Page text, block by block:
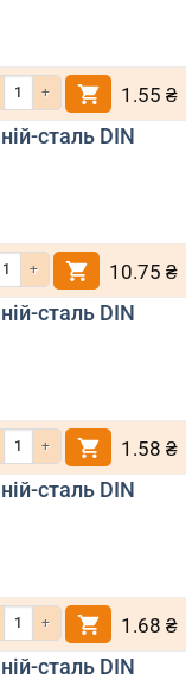
Заклепка відривна
1.55 ₴
сталь DIN
Заклепка відривна
10.75 ₴
сталь DIN
Заклепка відривна
1.58 ₴
сталь DIN
Заклепка відривна
1.68 ₴
сталь DIN